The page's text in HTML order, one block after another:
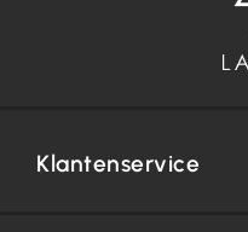
Klantenservice